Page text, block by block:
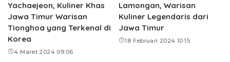
Yachaejeon, Kuliner Khas
Jawa Timur Warisan
Tionghoa yang Terkenal di
Korea
4 Maret 2024 09:06
Lamongan, Warisan
Kuliner Legendaris dari
Jawa Timur
18 Februari 2024 10:15